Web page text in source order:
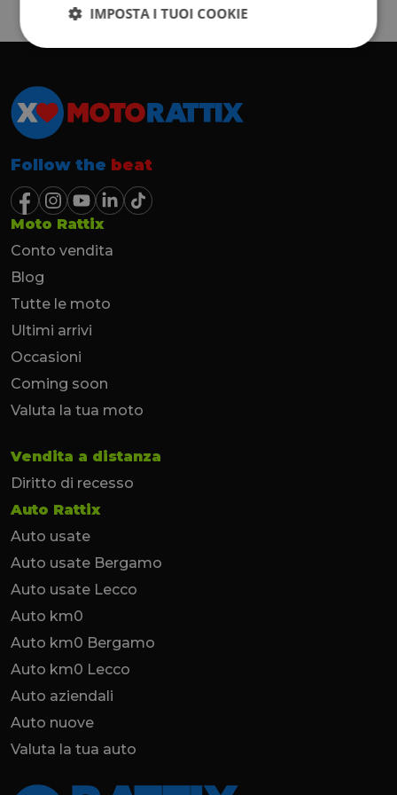
Follow the beat
Moto Rattix
Conto vendita
Blog
Tutte le moto
Ultimi arrivi
Occasioni
Coming soon
Valuta la tua moto
Vendita a distanza
Diritto di recesso
Auto Rattix
Auto usate
Auto usate Bergamo
Auto usate Lecco
Auto km0
Auto km0 Bergamo
Auto km0 Lecco
Auto aziendali
Auto nuove
Valuta la tua auto
IMPOSTA I TUOI COOKIE